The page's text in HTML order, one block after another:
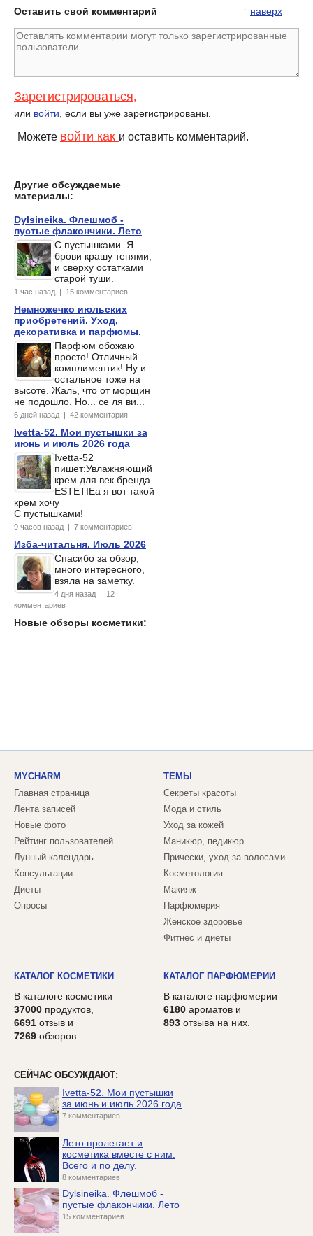
↑ наверх
Оставить свой комментарий
Зарегистрироваться,
или войти, если вы уже зарегистрированы.
Можете войти как и оставить комментарий.
Другие обсуждаемые
материалы:
Dylsineika. Флешмоб -
пустые флакончики. Лето
С пустышками. Я
брови крашу тенями,
и сверху остатками
старой туши.
1 час назад | 15 комментариев
Немножечко июльских
приобретений. Уход,
декоративка и парфюмы.
Парфюм обожаю
просто! Отличный
комплиментик! Ну и
остальное тоже на
высоте. Жаль, что от морщин
не подошло. Но... се ля ви...
6 дней назад | 42 комментария
Ivetta-52. Мои пустышки за
июнь и июль 2026 года
Ivetta-52
пишет:Увлажняющий
крем для век бренда
ESTETIEа я вот такой
крем хочу
С пустышками!
9 часов назад | 7 комментариев
Изба-читальня. Июль 2026
Спасибо за обзор,
много интересного,
взяла на заметку.
4 дня назад | 12
комментариев
Новые обзоры косметики:
MYCHARM
Главная страница
Лента записей
Новые фото
Рейтинг пользователей
Лунный календарь
Консультации
Диеты
Опросы
ТЕМЫ
Секреты красоты
Мода и стиль
Уход за кожей
Маникюр, педикюр
Прически, уход за волосами
Косметология
Макияж
Парфюмерия
Женское здоровье
Фитнес и диеты
КАТАЛОГ КОСМЕТИКИ
В каталоге косметики
37000 продуктов,
6691 отзыв и
7269 обзоров.
КАТАЛОГ ПАРФЮМЕРИИ
В каталоге парфюмерии
6180 ароматов и
893 отзыва на них.
СЕЙЧАС ОБСУЖДАЮТ:
Ivetta-52. Мои пустышки
за июнь и июль 2026 года
7 комментариев
Лето пролетает и
косметика вместе с ним.
Всего и по делу.
8 комментариев
Dylsineika. Флешмоб -
пустые флакончики. Лето
15 комментариев